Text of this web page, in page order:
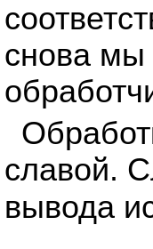
снова мы
славой.
вывода